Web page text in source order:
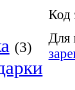
(3)
Код
Для